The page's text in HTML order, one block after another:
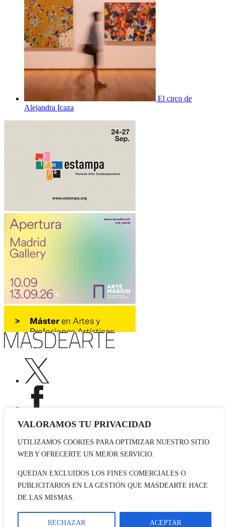
VALORAMOS TU PRIVACIDAD
UTILIZAMOS COOKIES PARA OPTIMIZAR NUESTRO SITIO
WEB Y OFRECERTE UN MEJOR SERVICIO.
QUEDAN EXCLUIDOS LOS FINES COMERCIALES O
PUBLICITARIOS EN LA GESTIÓN QUE MASDEARTE HACE
DE LAS MISMAS.
RECHAZAR ACEPTAR
El circo de
Alejandra Icaza
Publicidad
Contacto
© 2026 masdearte. Información de exposiciones, museos y artistas
Política de cookies
Política de Privacidad